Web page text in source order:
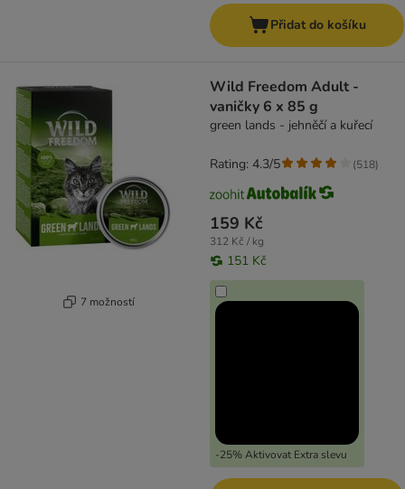
Přidat do košíku
7 možností
Wild Freedom Adult -
vaničky 6 x 85 g
green lands - jehněčí a kuřecí
159 Kč
312 Kč / kg
151 Kč
-25% Aktivovat Extra slevu
Rating: 4.3/5 (518)